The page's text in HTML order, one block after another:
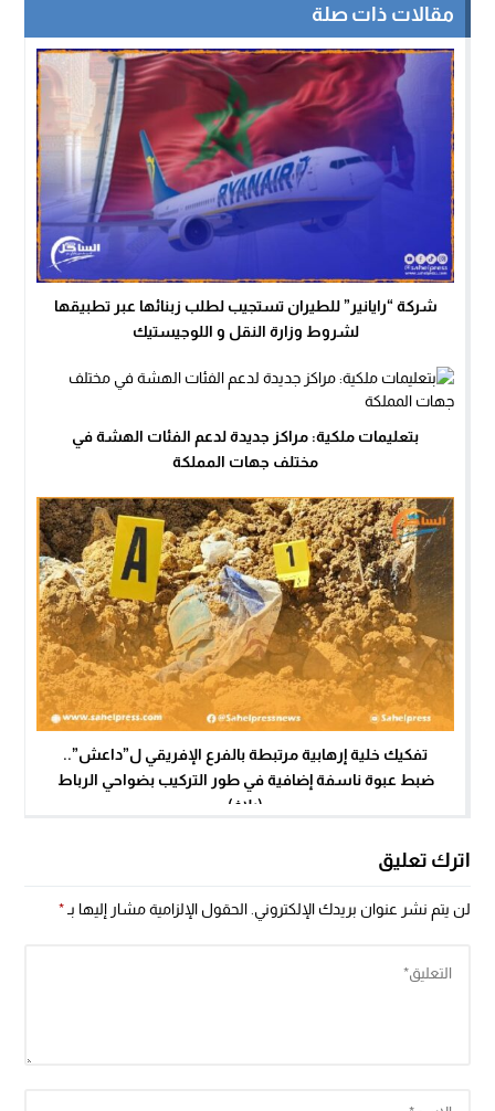
مقالات ذات صلة
شركة “رايانير” للطيران تستجيب لطلب زبنائها عبر تطبيقها
لشروط وزارة النقل و اللوجيستيك
بتعليمات ملكية: مراكز جديدة لدعم الفئات الهشة في
مختلف جهات المملكة
تفكيك خلية إرهابية مرتبطة بالفرع الإفريقي ل”داعش”..
ضبط عبوة ناسفة إضافية في طور التركيب بضواحي الرباط
(بلاغ)
اترك تعليق
لن يتم نشر عنوان بريدك الإلكتروني. الحقول الإلزامية مشار إليها بـ*